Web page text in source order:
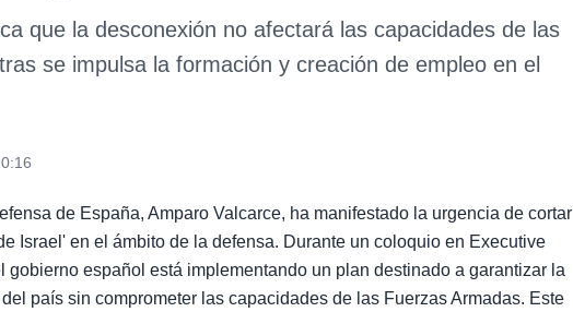
que la desconexión no afectará las capacidades de las
se impulsa la formación y creación de empleo en el
de España, Amparo Valcarce, ha manifestado la urgencia de cortar
Israel' en el ámbito de la defensa. Durante un coloquio en Executive
gobierno español está implementando un plan destinado a garantizar la
país sin comprometer las capacidades de las Fuerzas Armadas. Este